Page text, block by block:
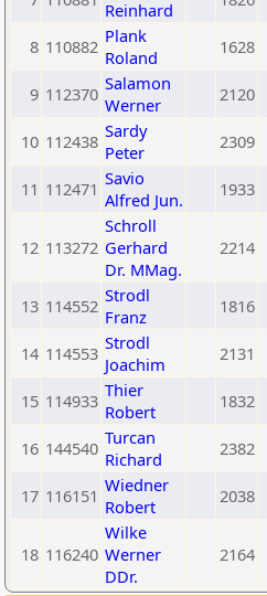
Reinhard
8 110882 Plank
Roland
1628
9 112370 Salamon
Werner
2120
10 112438 Sardy
Peter
2309
11 112471 Savio
Alfred Jun.
1933
12 113272
Schroll
Gerhard
Dr. MMag.
2214
13 114552 Strodl
Franz
1816
14 114553 Strodl
Joachim
2131
15 114933 Thier
Robert
1832
16 144540 Turcan
Richard
2382
17 116151 Wiedner
Robert
2038
18 116240
Wilke
Werner
DDr.
2164